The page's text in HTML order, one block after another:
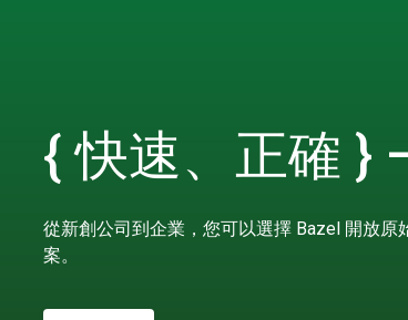
{ 快速、正確 }
從新創公司到企業，您可以選擇 Bazel 開放
案。